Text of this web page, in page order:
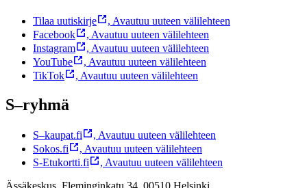
Tilaa uutiskirje , Avautuu uuteen välilehteen
Facebook
, Avautuu uuteen välilehteen
Instagram
, Avautuu uuteen välilehteen
YouTube
, Avautuu uuteen välilehteen
TikTok
, Avautuu uuteen välilehteen
S–ryhmä
S–kaupat.fi , Avautuu uuteen välilehteen
Sokos.fi
, Avautuu uuteen välilehteen
S-Etukortti.fi
, Avautuu uuteen välilehteen
Ässäkeskus, Fleminginkatu 34, 00510 Helsinki